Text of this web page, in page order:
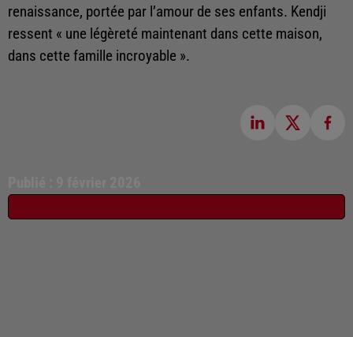
renaissance, portée par l’amour de ses enfants. Kendji
ressent « une légèreté maintenant dans cette maison,
dans cette famille incroyable ».